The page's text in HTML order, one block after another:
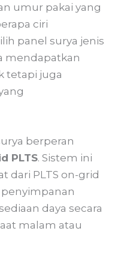
umur pakai yang
ciri
panel surya jenis
mendapatkan
tetapi juga
berperan
PLTS. Sistem ini
dari PLTS on-grid
daya secara
malam atau